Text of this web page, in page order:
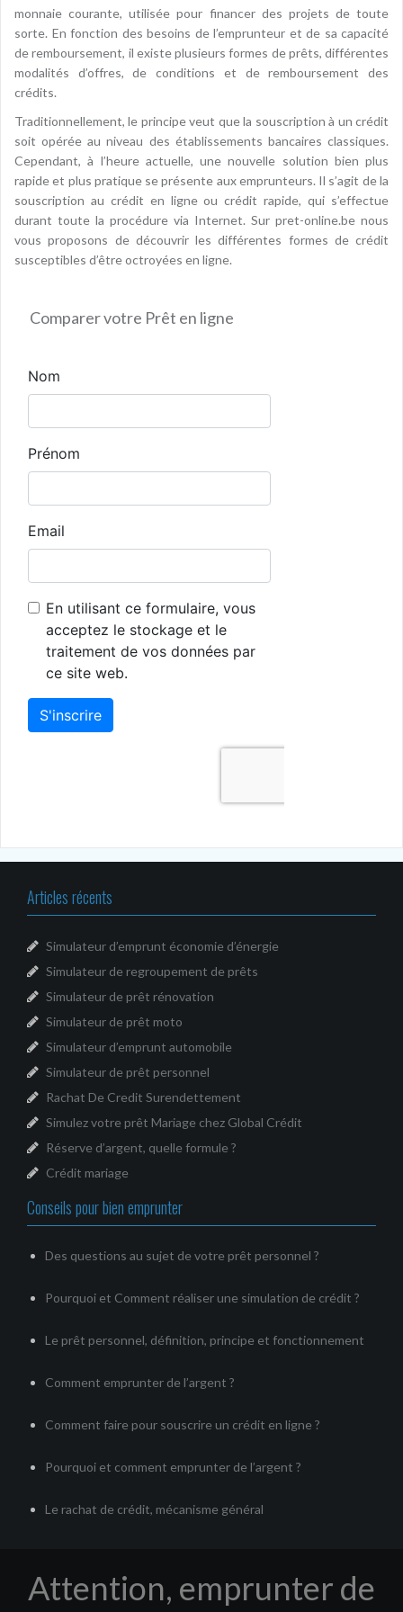
monnaie courante, utilisée pour financer des projets de toute
sorte. En fonction des besoins de l’emprunteur et de sa capacité
de remboursement, il existe plusieurs formes de prêts, différentes
modalités d’offres, de conditions et de remboursement des
crédits.
Traditionnellement, le principe veut que la souscription à un crédit
soit opérée au niveau des établissements bancaires classiques.
Cependant, à l’heure actuelle, une nouvelle solution bien plus
rapide et plus pratique se présente aux emprunteurs. Il s’agit de la
souscription au crédit en ligne ou crédit rapide, qui s’effectue
durant toute la procédure via Internet. Sur pret-online.be nous
vous proposons de découvrir les différentes formes de crédit
susceptibles d’être octroyées en ligne.
Comparer votre Prêt en ligne
Articles récents
Simulateur d’emprunt économie d’énergie
Simulateur de regroupement de prêts
Simulateur de prêt rénovation
Simulateur de prêt moto
Simulateur d’emprunt automobile
Simulateur de prêt personnel
Rachat De Credit Surendettement
Simulez votre prêt Mariage chez Global Crédit
Réserve d’argent, quelle formule ?
Crédit mariage
Conseils pour bien emprunter
Des questions au sujet de votre prêt personnel ?
Pourquoi et Comment réaliser une simulation de crédit ?
Le prêt personnel, définition, principe et fonctionnement
Comment emprunter de l’argent ?
Comment faire pour souscrire un crédit en ligne ?
Pourquoi et comment emprunter de l’argent ?
Le rachat de crédit, mécanisme général